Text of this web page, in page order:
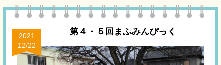
第４・５回まふみんぴっく
2021
12/22